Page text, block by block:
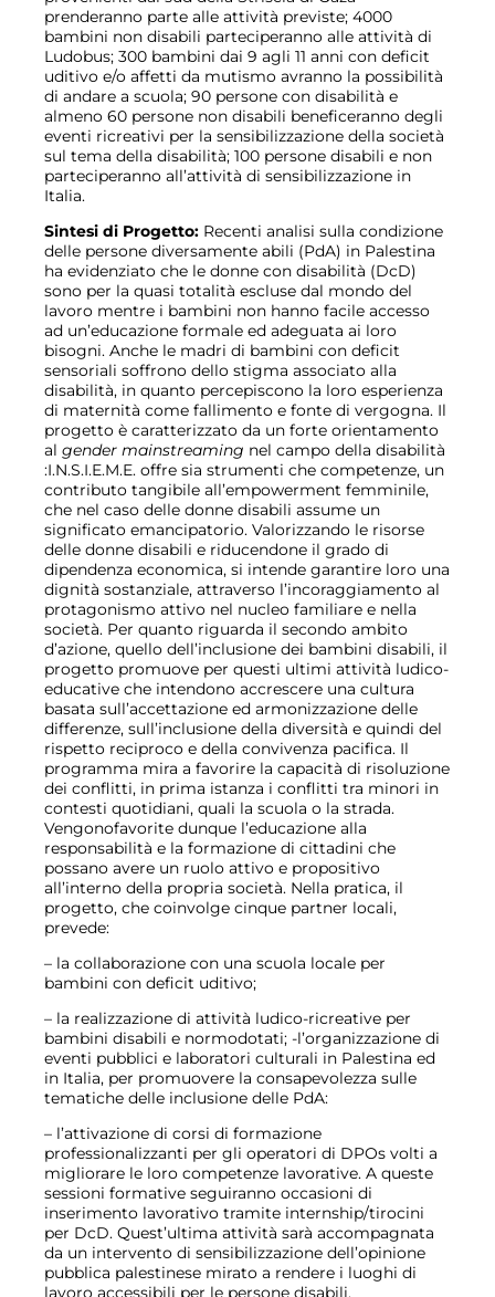
prenderanno parte alle attività previste; 4000
bambini non disabili parteciperanno alle attività di
Ludobus; 300 bambini dai 9 agli 11 anni con deficit
uditivo e/o affetti da mutismo avranno la possibilità
di andare a scuola; 90 persone con disabilità e
almeno 60 persone non disabili beneficeranno degli
eventi ricreativi per la sensibilizzazione della società
sul tema della disabilità; 100 persone disabili e non
parteciperanno all’attività di sensibilizzazione in
Italia.
Sintesi di Progetto: Recenti analisi sulla condizione
delle persone diversamente abili (PdA) in Palestina
ha evidenziato che le donne con disabilità (DcD)
sono per la quasi totalità escluse dal mondo del
lavoro mentre i bambini non hanno facile accesso
ad un’educazione formale ed adeguata ai loro
bisogni. Anche le madri di bambini con deficit
sensoriali soffrono dello stigma associato alla
disabilità, in quanto percepiscono la loro esperienza
di maternità come fallimento e fonte di vergogna. Il
progetto è caratterizzato da un forte orientamento
al gender mainstreaming nel campo della disabilità
:I.N.S.I.E.M.E. offre sia strumenti che competenze, un
contributo tangibile all’empowerment femminile,
che nel caso delle donne disabili assume un
significato emancipatorio. Valorizzando le risorse
delle donne disabili e riducendone il grado di
dipendenza economica, si intende garantire loro una
dignità sostanziale, attraverso l’incoraggiamento al
protagonismo attivo nel nucleo familiare e nella
società. Per quanto riguarda il secondo ambito
d’azione, quello dell’inclusione dei bambini disabili, il
progetto promuove per questi ultimi attività ludico-
educative che intendono accrescere una cultura
basata sull’accettazione ed armonizzazione delle
differenze, sull’inclusione della diversità e quindi del
rispetto reciproco e della convivenza pacifica. Il
programma mira a favorire la capacità di risoluzione
dei conflitti, in prima istanza i conflitti tra minori in
contesti quotidiani, quali la scuola o la strada.
Vengonofavorite dunque l’educazione alla
responsabilità e la formazione di cittadini che
possano avere un ruolo attivo e propositivo
all’interno della propria società. Nella pratica, il
progetto, che coinvolge cinque partner locali,
prevede:
– la collaborazione con una scuola locale per
bambini con deficit uditivo;
– la realizzazione di attività ludico-ricreative per
bambini disabili e normodotati; -l’organizzazione di
eventi pubblici e laboratori culturali in Palestina ed
in Italia, per promuovere la consapevolezza sulle
tematiche delle inclusione delle PdA:
– l’attivazione di corsi di formazione
professionalizzanti per gli operatori di DPOs volti a
migliorare le loro competenze lavorative. A queste
sessioni formative seguiranno occasioni di
inserimento lavorativo tramite internship/tirocini
per DcD. Quest’ultima attività sarà accompagnata
da un intervento di sensibilizzazione dell’opinione
pubblica palestinese mirato a rendere i luoghi di
lavoro accessibili per le persone disabili.